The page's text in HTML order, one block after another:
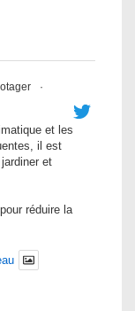
·
et les
il est
et
réduire la